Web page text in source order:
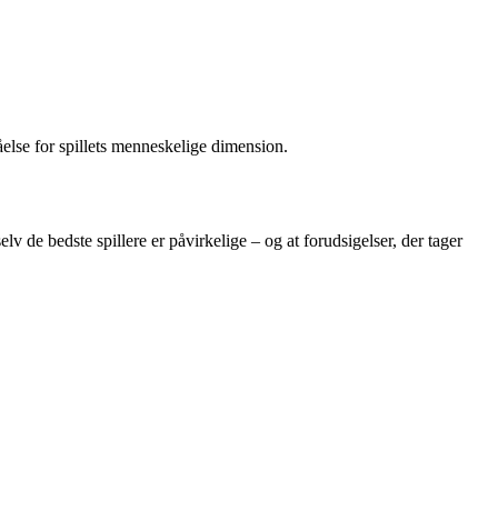
for spillets menneskelige dimension.
de bedste spillere er påvirkelige – og at forudsigelser, der tager